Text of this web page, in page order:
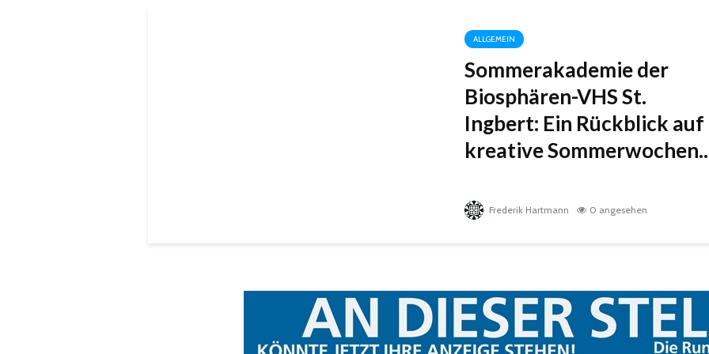
ALLGEMEIN
Sommerakademie der
Biosphären-VHS St.
Ingbert: Ein Rückblick auf
kreative
Frederik Hartmann 0 angesehen